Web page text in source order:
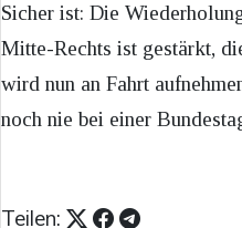
Sicher ist: Die
Mitte-Rechts ist gestärkt,
wird nun an Fahrt
noch nie bei einer
Teilen: